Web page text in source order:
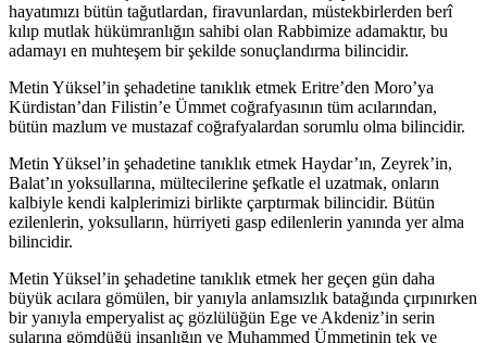
hayatımızı bütün tağutlardan, firavunlardan, müstekbirlerden berî
kılıp mutlak hükümranlığın sahibi olan Rabbimize adamaktır, bu
adamayı en muhteşem bir şekilde sonuçlandırma bilincidir.
Metin Yüksel’in şehadetine tanıklık etmek Eritre’den Moro’ya
Kürdistan’dan Filistin’e Ümmet coğrafyasının tüm acılarından,
bütün mazlum ve mustazaf coğrafyalardan sorumlu olma bilincidir.
Metin Yüksel’in şehadetine tanıklık etmek Haydar’ın, Zeyrek’in,
Balat’ın yoksullarına, mültecilerine şefkatle el uzatmak, onların
kalbiyle kendi kalplerimizi birlikte çarptırmak bilincidir. Bütün
ezilenlerin, yoksulların, hürriyeti gasp edilenlerin yanında yer alma
bilincidir.
Metin Yüksel’in şehadetine tanıklık etmek her geçen gün daha
büyük acılara gömülen, bir yanıyla anlamsızlık batağında çırpınırken
bir yanıyla emperyalist aç gözlülüğün Ege ve Akdeniz’in serin
sularına gömdüğü insanlığın ve Muhammed Ümmetinin tek ve